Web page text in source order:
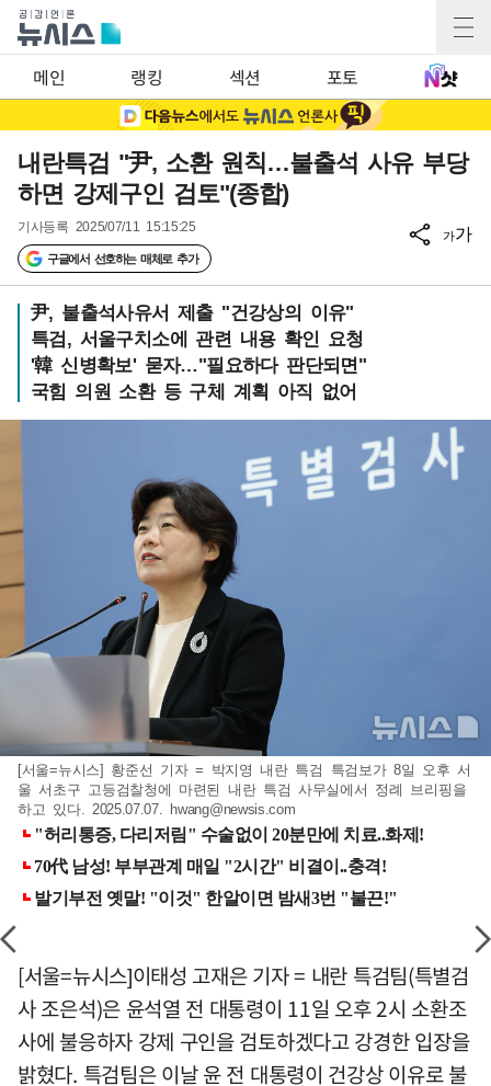
메인 랭킹 섹션 포토
내란특검 "尹, 소환 원칙…불출석 사유 부당
하면 강제구인 검토"(종합)
기사등록 2025/07/11 15:15:25
구글에서 선호하는 매체로 추가
가가
尹, 불출석사유서 제출 "건강상의 이유"
특검, 서울구치소에 관련 내용 확인 요청
'韓 신병확보' 묻자…"필요하다 판단되면"
국힘 의원 소환 등 구체 계획 아직 없어
[서울=뉴시스] 황준선 기자 = 박지영 내란 특검 특검보가 8일 오후 서
울 서초구 고등검찰청에 마련된 내란 특검 사무실에서 정례 브리핑을
하고 있다. 2025.07.07. hwang@newsis.com
[서울=뉴시스]이태성 고재은 기자 = 내란 특검팀(특별검
사 조은석)은 윤석열 전 대통령이 11일 오후 2시 소환조
사에 불응하자 강제 구인을 검토하겠다고 강경한 입장을
밝혔다. 특검팀은 이날 윤 전 대통령이 건강상 이유로 불